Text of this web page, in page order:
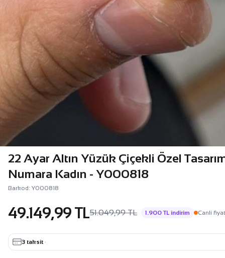
22 Ayar Altın Yüzük Çiçekli Özel
Numara Kadın - Y000818
Barkod: Y000818
49.149,99 TL51.049,99 TL 1.900 TL indirim Canli fiyat
3 taksit ·